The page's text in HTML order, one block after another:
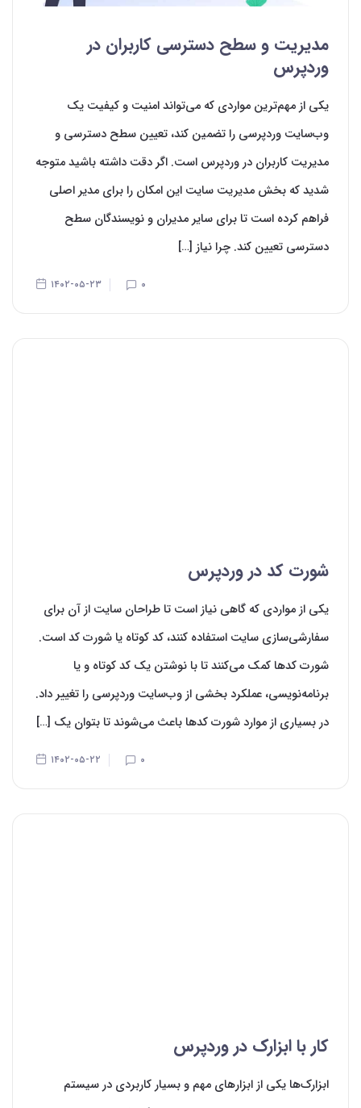
مدیریت و سطح دسترسی کاربران در
وردپرس
یکی از مهم‌‌ترین مواردی که می‌‌تواند امنیت و کیفیت یک
وب‌سایت وردپرسی را تضمین کند، تعیین سطح دسترسی و
مدیریت کاربران در وردپرس است. اگر دقت داشته باشید متوجه
شدید که بخش مدیریت سایت این امکان را برای مدیر اصلی
فراهم کرده است تا برای سایر مدیران و نویسندگان سطح
دسترسی تعیین کند. چرا نیاز […]
۰ ۱۴۰۲-۰۵-۲۳
شورت کد در وردپرس
یکی از مواردی که گاهی نیاز است تا طراحان سایت از آن برای
سفارشی‌سازی سایت استفاده کنند، کد کوتاه یا شورت کد است.
شورت کدها کمک می‌‌کنند تا با نوشتن یک کد کوتاه و یا
برنامه‌نویسی، عملکرد بخشی از وب‌سایت وردپرسی را تغییر داد.
در بسیاری از موارد شورت کدها باعث می‌‌شوند تا بتوان یک […]
۰ ۱۴۰۲-۰۵-۲۲
کار با ابزارک در وردپرس
ابزارک‌‌ها یکی از ابزارهای مهم و بسیار کاربردی در سیستم